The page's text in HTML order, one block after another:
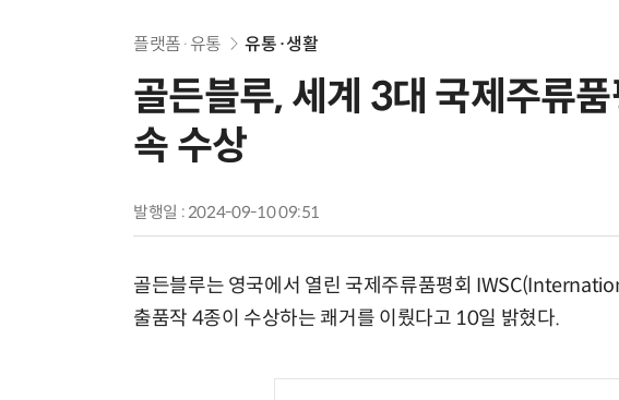
플랫폼·유통 유통·생활
골든블루, 세계 3대 국제주류
속 수상
발행일 : 2024-09-10 09:51
골든블루는 영국에서 열린 국제주류품평회
출품작 4종이 수상하는 쾌거를 이뤘다고 10일 밝혔다.